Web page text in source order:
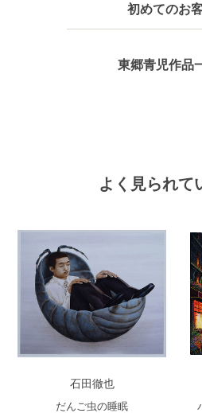
初めてのお
東郷青児作品
よく見られて
石田徹也
だんご虫の睡眠